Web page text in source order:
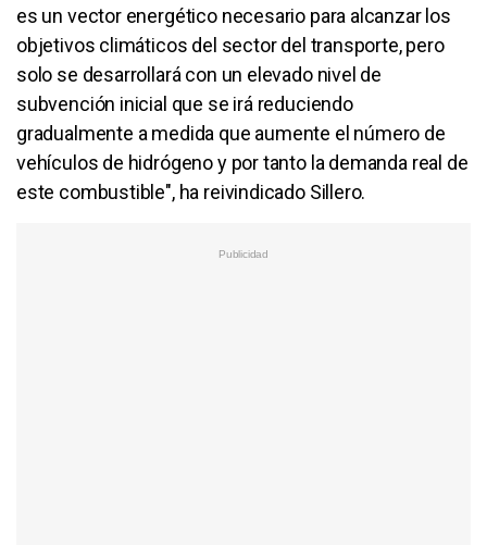
es un vector energético necesario para alcanzar los
objetivos climáticos del sector del transporte, pero
solo se desarrollará con un elevado nivel de
subvención inicial que se irá reduciendo
gradualmente a medida que aumente el número de
vehículos de hidrógeno y por tanto la demanda real de
este combustible", ha reivindicado Sillero.